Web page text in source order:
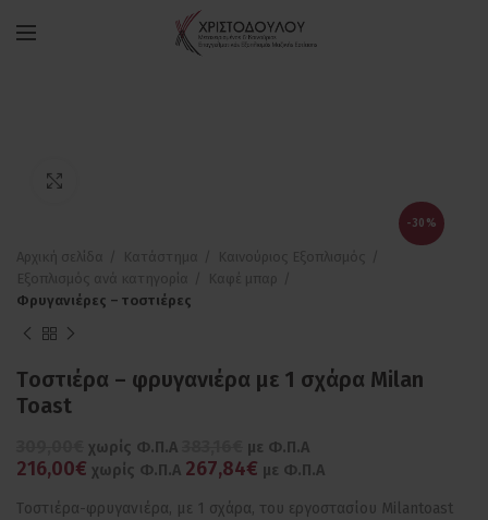
-30%
Φρυγανιέρες – τοστιέρες
Tοστιέρα – φρυγανιέρα με 1 σχάρα Milan
Toast
χωρίς Φ.Π.Α με Φ.Π.Α
216,00€ χωρίς Φ.Π.Α 267,84€ με Φ.Π.Α
Tοστιέρα-φρυγανιέρα, με 1 σχάρα, του εργοστασίου Milantoast